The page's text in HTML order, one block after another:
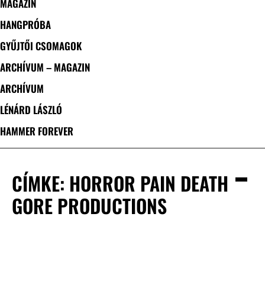
MAGAZIN
HANGPRÓBA
GYŰJTŐI CSOMAGOK
ARCHÍVUM – MAGAZIN
ARCHÍVUM
LÉNÁRD LÁSZLÓ
HAMMER FOREVER
CÍMKE: HORROR PAIN DEATH
GORE PRODUCTIONS